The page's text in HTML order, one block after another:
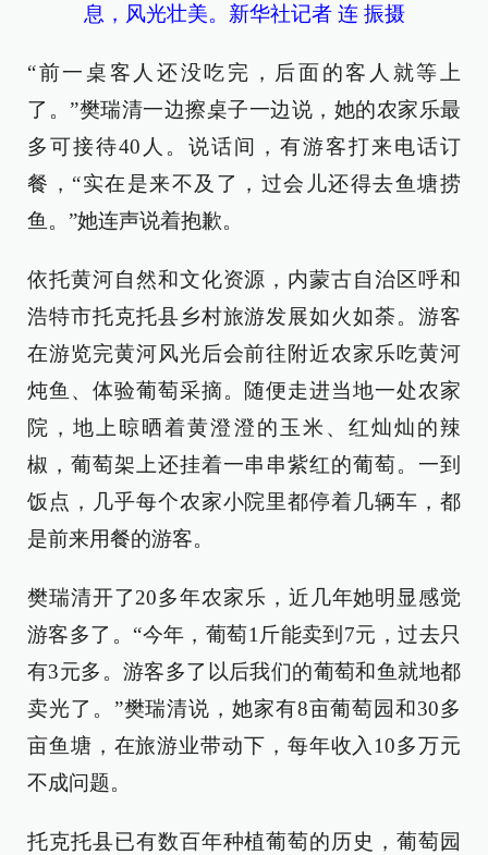
息，风光壮美。新华社记者 连 振摄
“前一桌客人还没吃完，后面的客人就等上
了。”樊瑞清一边擦桌子一边说，她的农家乐最
多可接待40人。说话间，有游客打来电话订
餐，“实在是来不及了，过会儿还得去鱼塘捞
鱼。”她连声说着抱歉。
依托黄河自然和文化资源，内蒙古自治区呼和
浩特市托克托县乡村旅游发展如火如荼。游客
在游览完黄河风光后会前往附近农家乐吃黄河
炖鱼、体验葡萄采摘。随便走进当地一处农家
院，地上晾晒着黄澄澄的玉米、红灿灿的辣
椒，葡萄架上还挂着一串串紫红的葡萄。一到
饭点，几乎每个农家小院里都停着几辆车，都
是前来用餐的游客。
樊瑞清开了20多年农家乐，近几年她明显感觉
游客多了。“今年，葡萄1斤能卖到7元，过去只
有3元多。游客多了以后我们的葡萄和鱼就地都
卖光了。”樊瑞清说，她家有8亩葡萄园和30多
亩鱼塘，在旅游业带动下，每年收入10多万元
不成问题。
托克托县已有数百年种植葡萄的历史，葡萄园